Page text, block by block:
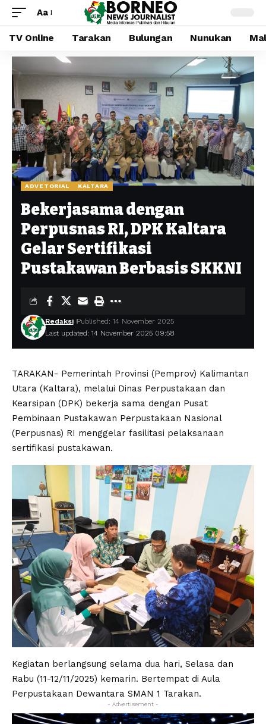
Aa
TV Online Tarakan Bulungan Nunukan
ADVETORIAL KALTARA
Bekerjasama dengan
Perpusnas RI, DPK Kaltara
Gelar Sertifikasi
Pustakawan Berbasis SKKNI
Last updated: 14 November 2025 09:58
Redaksi Published: 14 November 2025
TARAKAN- Pemerintah Provinsi (Pemprov) Kalimantan
Utara (Kaltara), melalui Dinas Perpustakaan dan
Kearsipan (DPK) bekerja sama dengan Pusat
Pembinaan Pustakawan Perpustakaan Nasional
(Perpusnas) RI menggelar fasilitasi pelaksanaan
sertifikasi pustakawan.
Kegiatan berlangsung selama dua hari, Selasa dan
Rabu (11-12/11/2025) kemarin. Bertempat di Aula
Perpustakaan Dewantara SMAN 1 Tarakan.
- Advertisement -